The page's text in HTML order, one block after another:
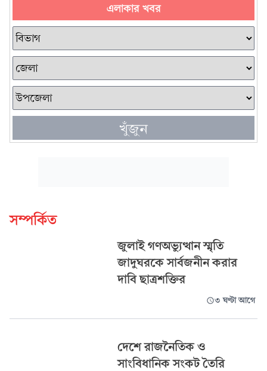
এলাকার খবর
খুঁজুন
সম্পর্কিত
জুলাই গণঅভ্যুত্থান স্মৃতি
জাদুঘরকে সার্বজনীন করার
দাবি ছাত্রশক্তির
৩ ঘণ্টা আগে
দেশে রাজনৈতিক ও
সাংবিধানিক সংকট তৈরি